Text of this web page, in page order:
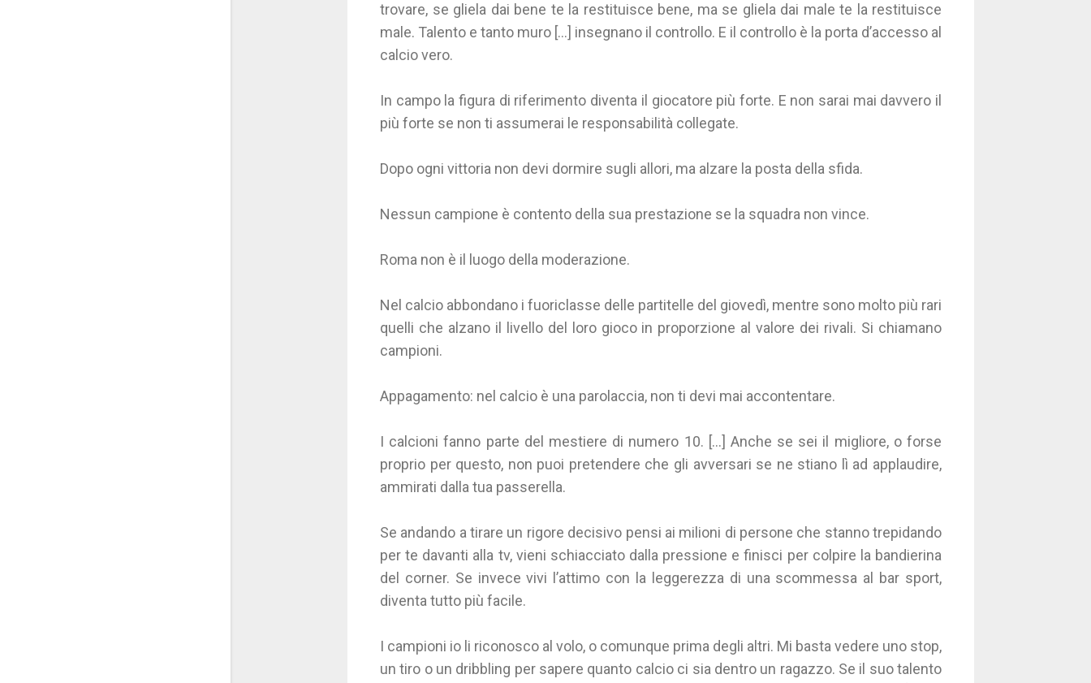
trovare, se gliela dai bene te la restituisce bene, ma se gliela dai male te la restituisce
male. Talento e tanto muro [...] insegnano il controllo. E il controllo è la porta d’accesso al
calcio vero.
In campo la figura di riferimento diventa il giocatore più forte. E non sarai mai davvero il
più forte se non ti assumerai le responsabilità collegate.
Dopo ogni vittoria non devi dormire sugli allori, ma alzare la posta della sfida.
Nessun campione è contento della sua prestazione se la squadra non vince.
Roma non è il luogo della moderazione.
Nel calcio abbondano i fuoriclasse delle partitelle del giovedì, mentre sono molto più rari
quelli che alzano il livello del loro gioco in proporzione al valore dei rivali. Si chiamano
campioni.
Appagamento: nel calcio è una parolaccia, non ti devi mai accontentare.
I calcioni fanno parte del mestiere di numero 10. [...] Anche se sei il migliore, o forse
proprio per questo, non puoi pretendere che gli avversari se ne stiano lì ad applaudire,
ammirati dalla tua passerella.
Se andando a tirare un rigore decisivo pensi ai milioni di persone che stanno trepidando
per te davanti alla tv, vieni schiacciato dalla pressione e finisci per colpire la bandierina
del corner. Se invece vivi l’attimo con la leggerezza di una scommessa al bar sport,
diventa tutto più facile.
I campioni io li riconosco al volo, o comunque prima degli altri. Mi basta vedere uno stop,
un tiro o un dribbling per sapere quanto calcio ci sia dentro un ragazzo. Se il suo talento